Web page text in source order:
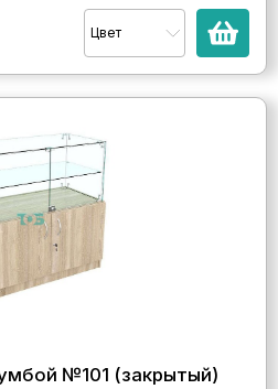
Цвет
№101 (закрытый)